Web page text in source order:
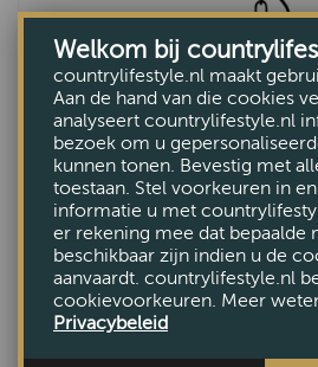
Hanglamp Oud Messing
Welkom bij
countrylifestyle.nl maakt
Aan de hand van die cookies
analyseert countrylifestyle.nl
bezoek om u
kunnen tonen. Bevestig met
toestaan. Stel voorkeuren in
informatie u met
er rekening mee dat bepaalde
beschikbaar zijn indien u de
aanvaardt. countrylifestyle.nl
cookievoorkeuren. Meer
Privacybeleid